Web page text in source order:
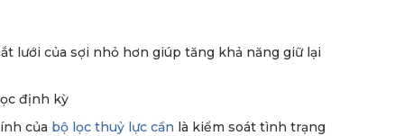
lưới của sợi nhỏ hơn giúp tăng khả năng giữ lại
định kỳ
của bộ lọc thuỷ lực cần là kiểm soát tình trạng